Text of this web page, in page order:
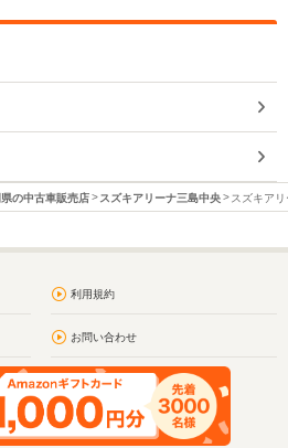
の中古車販売店 スズキアリーナ三島中央 スズキア
利用規約
お問い合わせ